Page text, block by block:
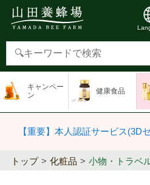
キャンペー
ン
健康食品
【重要】本人認証サービス(3D
トップ 化粧品 小物・トラベ